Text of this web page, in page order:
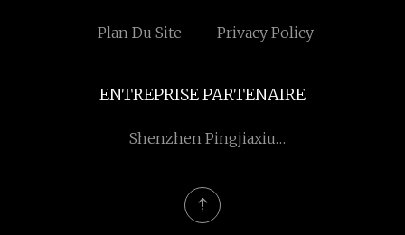
Plan Du Site Privacy Policy
ENTREPRISE PARTENAIRE
Shenzhen Pingjiaxiu